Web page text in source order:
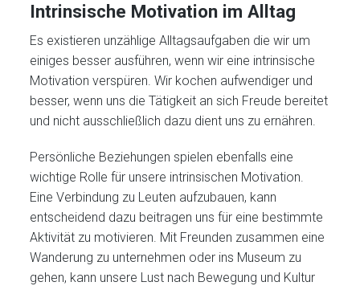
Intrinsische Motivation im Alltag
Es existieren unzählige Alltagsaufgaben die wir um
einiges besser ausführen, wenn wir eine intrinsische
Motivation verspüren. Wir kochen aufwendiger und
besser, wenn uns die Tätigkeit an sich Freude bereitet
und nicht ausschließlich dazu dient uns zu ernähren.
Persönliche Beziehungen spielen ebenfalls eine
wichtige Rolle für unsere intrinsischen Motivation.
Eine Verbindung zu Leuten aufzubauen, kann
entscheidend dazu beitragen uns für eine bestimmte
Aktivität zu motivieren. Mit Freunden zusammen eine
Wanderung zu unternehmen oder ins Museum zu
gehen, kann unsere Lust nach Bewegung und Kultur